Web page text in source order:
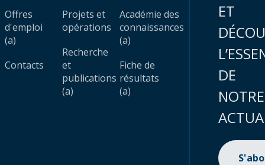
Offres
d'emploi
(a)
Contacts
Projets et
opérations
Recherche
et
publications
(a)
Académie des
connaissances
(a)
Fiche de
résultats
(a)
ET
DE
NOTRE